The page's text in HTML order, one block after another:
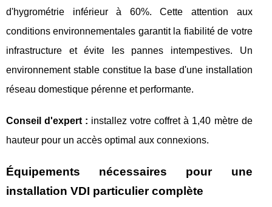
d'hygrométrie inférieur à 60%. Cette attention aux
conditions environnementales garantit la fiabilité de votre
infrastructure et évite les pannes intempestives. Un
environnement stable constitue la base d'une installation
réseau domestique pérenne et performante.
Conseil d'expert : installez votre coffret à 1,40 mètre de
hauteur pour un accès optimal aux connexions.
Équipements nécessaires pour une
installation VDI particulier complète